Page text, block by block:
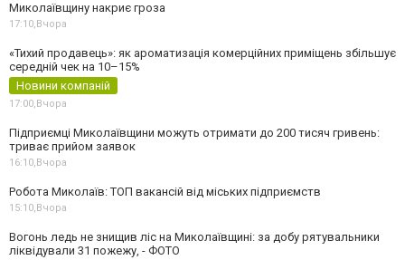
Миколаївщину накриє гроза
17:10, Вчора
«Тихий продавець»: як ароматизація комерційних приміщень збільшує
середній чек на 10–15%
Новини компаній
17:00, Вчора
Підприємці Миколаївщини можуть отримати до 200 тисяч гривень:
триває прийом заявок
16:10, Вчора
Робота Миколаїв: ТОП вакансій від міських підприємств
15:10, Вчора
Вогонь ледь не знищив ліс на Миколаївщині: за добу рятувальники
ліквідували 31 пожежу, - ФОТО